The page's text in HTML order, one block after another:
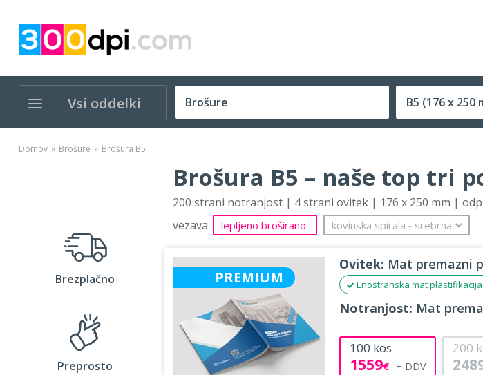
Vsi oddelki B5 (176 x 250
Velikost (zaprte)
Domov Brošure Brošura B5
Brezplačno
Preprosto
Brošura B5 – naše top tri
200 strani notranjost | 4 strani ovitek | 176 x 250 mm |
vezava
lepljeno broširano kovinska spirala ‐ srebrna
PREMIUM
Ovitek: Mat premazni
Enostranska mat
Notranjost: Mat
100 kos
1559€
200